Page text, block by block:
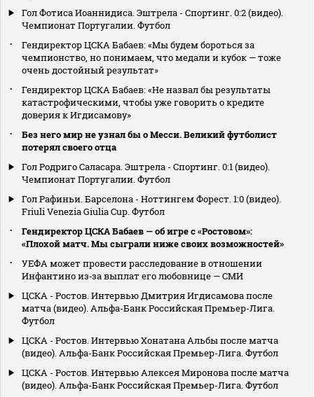
Гол Фотиса Иоаннидиса. Эштрела - Спортинг. 0:2 (видео).
Чемпионат Португалии. Футбол
Гендиректор ЦСКА Бабаев: «Мы будем бороться за
чемпионство, но понимаем, что медали и кубок — тоже
очень достойный результат»
Гендиректор ЦСКА Бабаев: «Не назвал бы результаты
катастрофическими, чтобы уже говорить о кредите
доверия к Игдисамову»
Без него мир не узнал бы о Месси. Великий футболист
потерял своего отца
Гол Родриго Саласара. Эштрела - Спортинг. 0:1 (видео).
Чемпионат Португалии. Футбол
Гол Рафиньи. Барселона - Ноттингем Форест. 1:0 (видео).
Friuli Venezia Giulia Cup. Футбол
Гендиректор ЦСКА Бабаев — об игре с «Ростовом»:
«Плохой матч. Мы сыграли ниже своих возможностей»
УЕФА может провести расследование в отношении
Инфантино из‑за выплат его любовнице — СМИ
ЦСКА - Ростов. Интервью Дмитрия Игдисамова после
матча (видео). Альфа-Банк Российская Премьер-Лига.
Футбол
ЦСКА - Ростов. Интервью Хонатана Альбы после матча
(видео). Альфа-Банк Российская Премьер-Лига. Футбол
ЦСКА - Ростов. Интервью Алексея Миронова после матча
(видео). Альфа-Банк Российская Премьер-Лига. Футбол